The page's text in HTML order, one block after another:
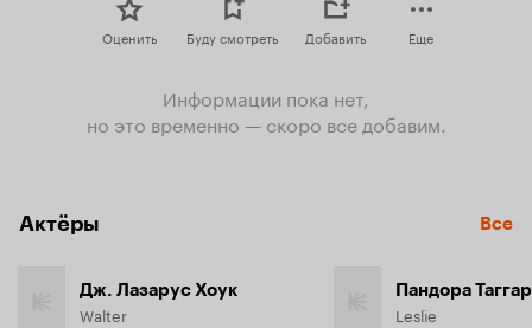
Оценить Буду смотреть Добавить Еще
Информации пока нет,
но это временно — скоро все добавим.
Актёры Все
Дж. Лазарус Хоук
Walter
Пандора
Leslie